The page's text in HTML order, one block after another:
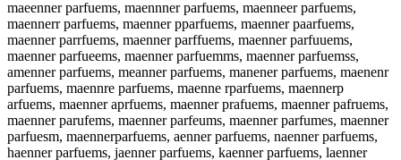
maeenner parfuems, maennner parfuems, maenneer parfuems,
maennerr parfuems, maenner pparfuems, maenner paarfuems,
maenner parrfuems, maenner parffuems, maenner parfuuems,
maenner parfueems, maenner parfuemms, maenner parfuemss,
amenner parfuems, meanner parfuems, manener parfuems, maenenr
parfuems, maennre parfuems, maenne rparfuems, maennerp
arfuems, maenner aprfuems, maenner prafuems, maenner pafruems,
maenner parufems, maenner parfeums, maenner parfumes, maenner
parfuesm, maennerparfuems, aenner parfuems, naenner parfuems,
haenner parfuems, jaenner parfuems, kaenner parfuems, laenner